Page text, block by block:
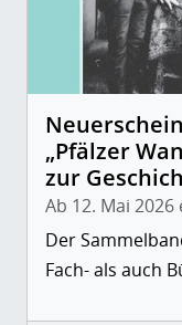
„Pfälzer
zur
Ab 12. Mai
Der
Fach- als auch